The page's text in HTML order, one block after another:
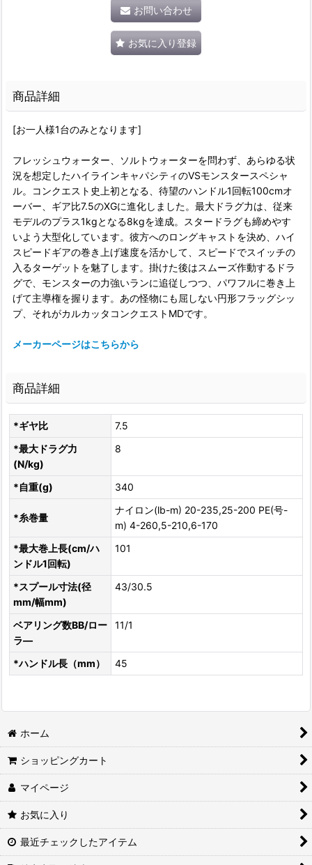
お問い合わせ
お気に入り登録
商品詳細
[お一人様1台のみとなります]
フレッシュウォーター、ソルトウォーターを問わず、あらゆる状
況を想定したハイラインキャパシティのVSモンスタースペシャ
ル。コンクエスト史上初となる、待望のハンドル1回転100cmオ
ーバー、ギア比7.5のXGに進化しました。最大ドラグ力は、従来
モデルのプラス1kgとなる8kgを達成。スタードラグも締めやす
いよう大型化しています。彼方へのロングキャストを決め、ハイ
スピードギアの巻き上げ速度を活かして、スピードでスイッチの
入るターゲットを魅了します。掛けた後はスムーズ作動するドラ
グで、モンスターの力強いランに追従しつつ、パワフルに巻き上
げて主導権を握ります。あの怪物にも屈しない円形フラッグシッ
プ、それがカルカッタコンクエストMDです。
メーカーページはこちらから
商品詳細
*ギヤ比
7.5
*最大ドラグ力
(N/kg)
8
*自重(g) 340
*糸巻量
ナイロン(lb-m) 20-235,25-200 PE(号-
m) 4-260,5-210,6-170
*最大巻上長(cm/ハ
ンドル1回転)
101
*スプール寸法(径
mm/幅mm)
43/30.5
ベアリング数BB/ロー
ラ―
11/1
*ハンドル長（mm） 45
ホーム
ショッピングカート
マイページ
お気に入り
最近チェックしたアイテム